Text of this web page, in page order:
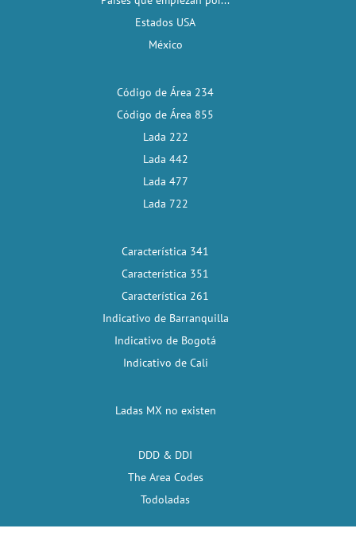
Estados USA
México
Código de Área 234
Código de Área 855
Lada 222
Lada 442
Lada 477
Lada 722
Característica 341
Característica 351
Característica 261
Indicativo de Barranquilla
Indicativo de Bogotá
Indicativo de Cali
Ladas MX no existen
DDD & DDI
The Area Codes
Todoladas